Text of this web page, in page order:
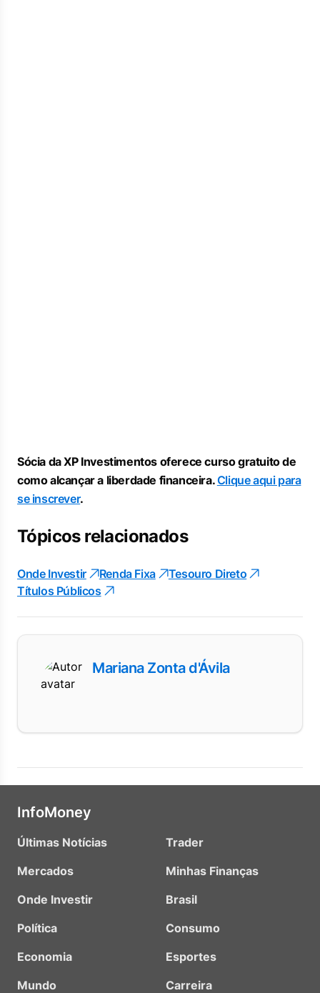
Sócia da XP Investimentos oferece curso gratuito de
como alcançar a liberdade financeira.Clique aqui para
se inscrever.
Tópicos relacionados
Onde Investir Renda Fixa
Tesouro Direto
Títulos Públicos
Mariana Zonta d'Ávila
InfoMoney
Últimas Notícias
Mercados
Onde Investir
Política
Economia
Mundo
Trader
Minhas Finanças
Brasil
Consumo
Esportes
Carreira